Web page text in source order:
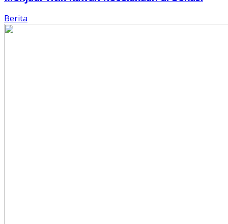
Berita